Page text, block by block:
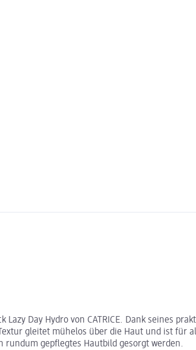
Day Hydro von CATRICE. Dank seines
gleitet mühelos über die Haut und ist für
gepflegtes Hautbild gesorgt werden.